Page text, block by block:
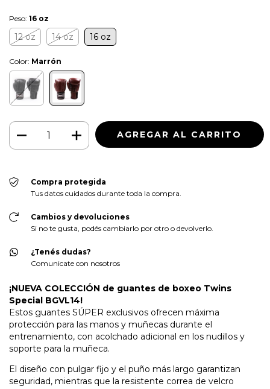
Peso: 16 oz
12 oz 14 oz 16 oz
Color: Marrón
Compra protegida
Tus datos cuidados durante toda la compra.
Cambios y devoluciones
Si no te gusta, podés cambiarlo por otro o devolverlo.
¿Tenés dudas?
Comunicate con nosotros
¡NUEVA COLECCIÓN de guantes de boxeo Twins
Special BGVL14!
Estos guantes SÚPER exclusivos ofrecen máxima
protección para las manos y muñecas durante el
entrenamiento, con acolchado adicional en los nudillos y
soporte para la muñeca.
El diseño con pulgar fijo y el puño más largo garantizan
seguridad, mientras que la resistente correa de velcro